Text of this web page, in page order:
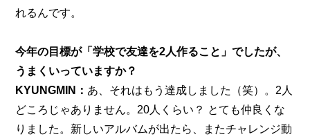
れるんです。
今年の目標が「学校で友達を2人作ること」でしたが、
うまくいっていますか？
KYUNGMIN： あ、それはもう達成しました（笑）。2人
どころじゃありません。20人くらい？ とても仲良くな
りました。新しいアルバムが出たら、またチャレンジ動